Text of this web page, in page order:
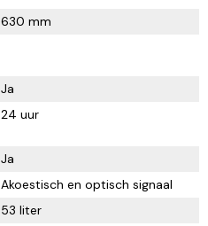
630 mm
Ja
24 uur
Ja
Akoestisch en optisch signaal
53 liter